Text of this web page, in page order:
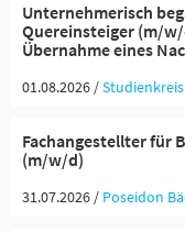
Unternehmerisch
Quereinsteiger (m/
Übernahme eines
01.08.2026 /
Fachangestellter für
(m/w/d)
31.07.2026 / Poseidon